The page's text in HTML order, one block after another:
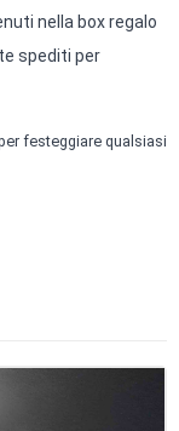
nella box regalo
spediti per
festeggiare qualsiasi